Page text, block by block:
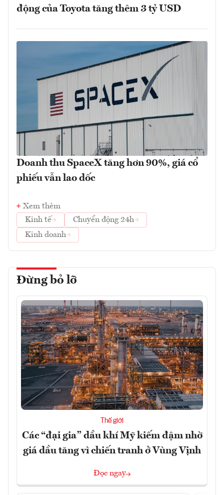
động của Toyota tăng thêm 3 tỷ USD
Doanh thu SpaceX tăng hơn 90%, giá cổ
phiếu vẫn lao dốc
Xem thêm
Kinh tế
Chuyển động 24h
Kinh doanh
Đừng bỏ lỡ
Thế giới
Các “đại gia” dầu khí Mỹ kiếm đậm nhờ
giá dầu tăng vì chiến tranh ở Vùng Vịnh
Đọc ngay